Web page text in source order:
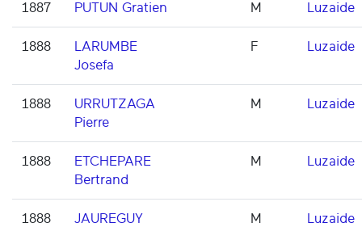
1887 PUTUN Gratien M Luzaide
1888
LARUMBE
Josefa
F Luzaide
1888
URRUTZAGA
Pierre
M Luzaide
1888
ETCHEPARE
Bertrand
M Luzaide
1888
JAUREGUY
M Luzaide